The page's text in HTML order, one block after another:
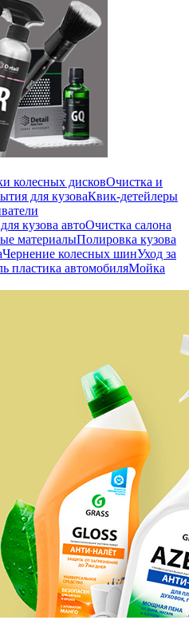
колесных дисковОчистка и
для кузоваКвик-детейлеры
кузова автоОчистка салона
материалыПолировка кузова
Чернение колесных шинУход за
пластика автомобиляМойка